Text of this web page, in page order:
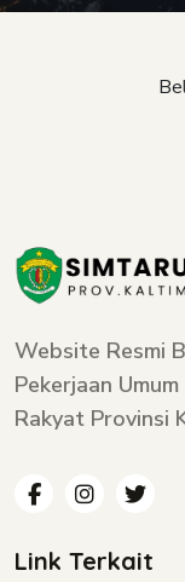
Website Resmi
Pekerjaan
Rakyat Provinsi
Link Terkait